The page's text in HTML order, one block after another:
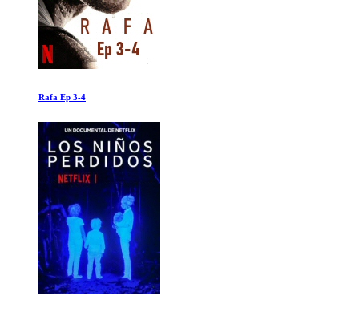
137 Disparos